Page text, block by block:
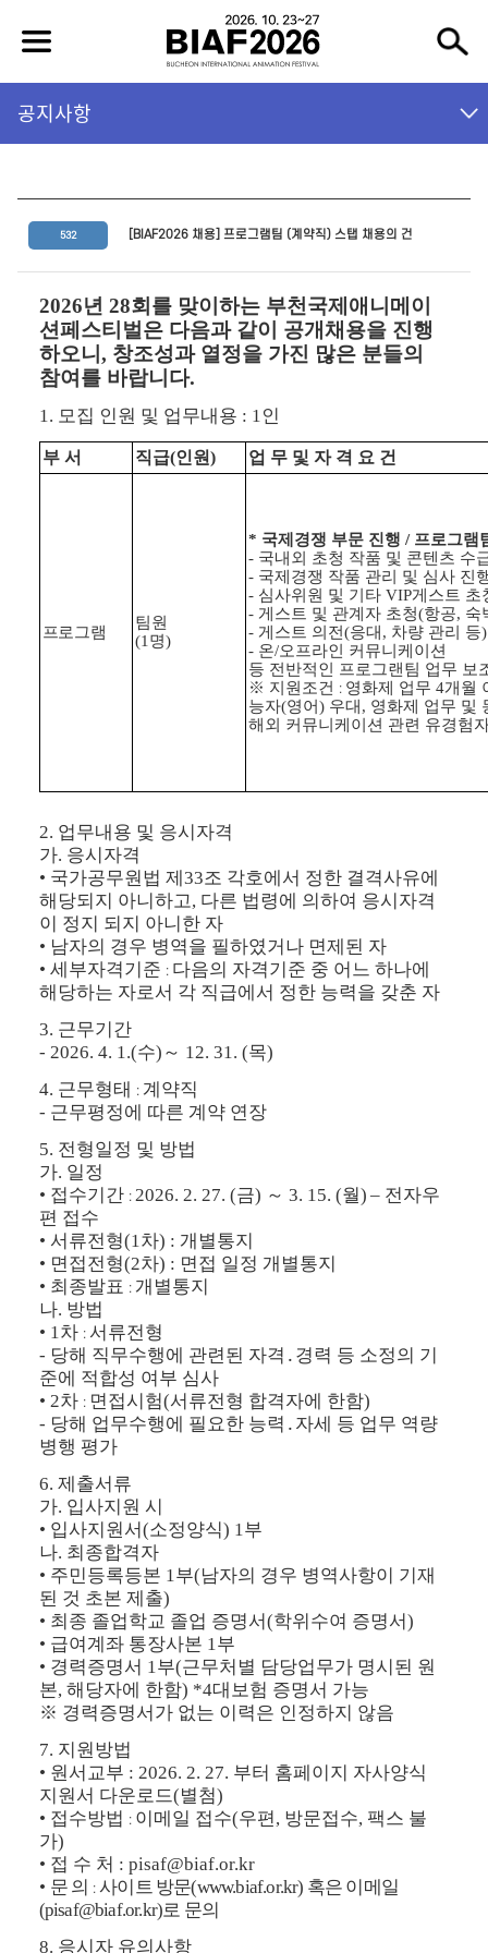
공지사항
532 [BIAF2026 채용] 프로그램팀 (계약직) 스탭 채용의 건
2026년 28회를 맞이하는 부천국제애니메이
션페스티벌은 다음과 같이 공개채용을 진행
하오니 , 창조성과 열정을 가진 많은 분들의
참여를 바랍니다.
1. 모집 인원 및 업무내용 : 1인
부 서 직급(인원) 업 무 및 자 격 요 건
프로그램
팀원
(1 명)
* 국제경쟁 부문 진행 / 프로그램
- 국내외 초청 작품 및 콘텐츠 수
- 국제경쟁 작품 관리 및 심사 진
- 심사위원 및 기타 VIP게스트 초
- 게스트 및 관계자 초청(항공, 숙
- 게스트 의전(응대 , 차량 관리 등
- 온/오프라인 커뮤니케이션
등 전반적인 프로그랜팀 업무 보
※ 지원조건 : 영화제 업무 4개월
능자(영어) 우대 , 영화제 업무 및
해외 커뮤니케이션 관련 유경험
2. 업무내용 및 응시자격
가. 응시자격
• 국가공무원법 제33조 각호에서 정한 결격사유에
해당되지 아니하고, 다른 법령에 의하여 응시자격
이 정지 되지 아니한 자
• 남자의 경우 병역을 필하였거나 면제된 자
• 세부자격기준 : 다음의 자격기준 중 어느 하나에
해당하는 자로서 각 직급에서 정한 능력을 갖춘 자
3. 근무기간
- 2026. 4. 1.(수) ～ 12. 31. (목)
4. 근무형태 : 계약직
- 근무평정에 따른 계약 연장
5. 전형일정 및 방법
가. 일정
• 접수기간 : 2026. 2. 27. (금) ～ 3. 15. (월) – 전자우
편 접수
• 서류전형(1차) : 개별통지
• 면접전형(2차) : 면접 일정 개별통지
• 최종발표 : 개별통지
나. 방법
• 1차 : 서류전형
- 당해 직무수행에 관련된 자격 ․ 경력 등 소정의 기
준에 적합성 여부 심사
• 2차 : 면접시험(서류전형 합격자에 한함)
- 당해 업무수행에 필요한 능력 ․ 자세 등 업무 역량
병행 평가
6. 제출서류
가. 입사지원 시
• 입사지원서(소정양식) 1부
나. 최종합격자
• 주민등록등본 1부(남자의 경우 병역사항이 기재
된 것 초본 제출)
• 최종 졸업학교 졸업 증명서(학위수여 증명서)
• 급여계좌 통장사본 1부
• 경력증명서 1부(근무처별 담당업무가 명시된 원
본, 해당자에 한함) *4대보험 증명서 가능
※ 경력증명서가 없는 이력은 인정하지 않음
7. 지원방법
• 원서교부 : 2026. 2. 27. 부터 홈페이지 자사양식
지원서 다운로드(별첨)
• 접수방법 : 이메일 접수(우편, 방문접수, 팩스 불
가)
• 접 수 처 : pisaf@biaf.or.kr
• 문 의 :사이트 방문(www.biaf.or.kr) 혹은 이메일
(pisaf@biaf.or.kr)로 문의
8. 응시자 유의사항